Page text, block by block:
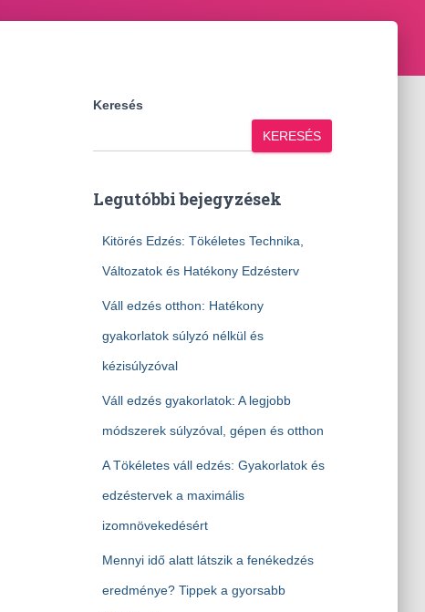
Keresés
KERESÉS
Legutóbbi bejegyzések
Kitörés Edzés: Tökéletes Technika,
Változatok és Hatékony Edzésterv
Váll edzés otthon: Hatékony
gyakorlatok súlyzó nélkül és
kézisúlyzóval
Váll edzés gyakorlatok: A legjobb
módszerek súlyzóval, gépen és otthon
A Tökéletes váll edzés: Gyakorlatok és
edzéstervek a maximális
izomnövekedésért
Mennyi idő alatt látszik a fenékedzés
eredménye? Tippek a gyorsabb